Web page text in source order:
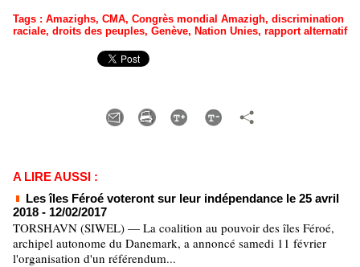
Tags : Amazighs, CMA, Congrès mondial Amazigh, discrimination
raciale, droits des peuples, Genève, Nation Unies, rapport alternatif
A LIRE AUSSI :
Les îles Féroé voteront sur leur indépendance le 25 avril
2018 - 12/02/2017
TORSHAVN (SIWEL) — La coalition au pouvoir des îles Féroé,
archipel autonome du Danemark, a annoncé samedi 11 février
l'organisation d'un référendum...